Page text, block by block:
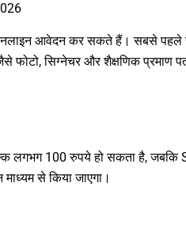
आवेदन कर सकते हैं। सबसे पहले
फोटो, सिग्नेचर और शैक्षणिक प्रमाण
लगभग 100 रुपये हो सकता है, जबकि
से किया जाएगा।